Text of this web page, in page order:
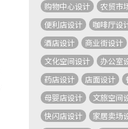
购物中心设计
农贸市
便利店设计
咖啡厅设
酒店设计
商业街设计
文化空间设计
办公室
药店设计
店面设计
母婴店设计
文旅空间
快闪店设计
家居卖场